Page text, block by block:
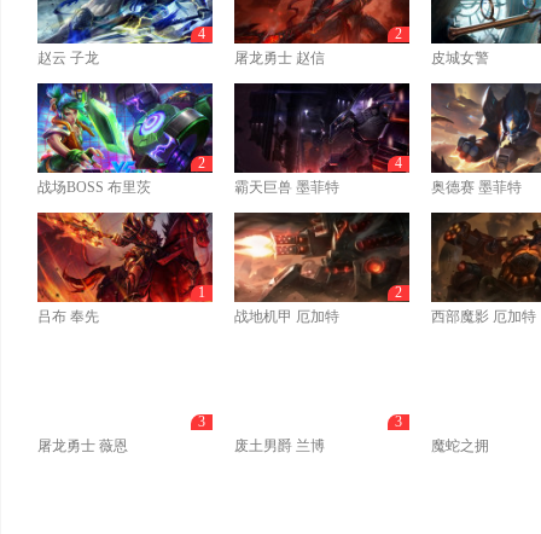
赵云 子龙
4
屠龙勇士 赵信
2
皮城女警
战场BOSS 布里茨
2
霸天巨兽 墨菲特
4
奥德赛 墨菲特
吕布 奉先
1
战地机甲 厄加特
2
西部魔影 厄加特
屠龙勇士 薇恩
3
废土男爵 兰博
3
魔蛇之拥